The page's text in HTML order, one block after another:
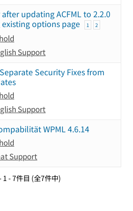
updating ACFML to 2.2.0
options page
1 2
Support
Security Fixes from
Support
WPML 4.6.14
Support
- 7件目 (全7件中)